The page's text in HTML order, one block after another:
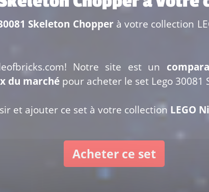
Skeleton Chopper à votre collection
Notre site est un
du marché pour acheter le set Lego
et ajouter ce set à votre collection LEGO
Acheter ce set